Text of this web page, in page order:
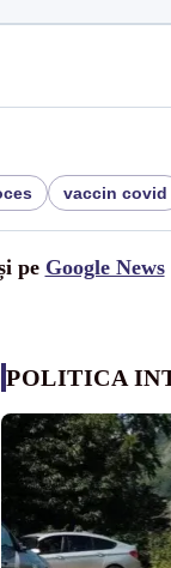
vaccin covid
pe Google News
POLITICA